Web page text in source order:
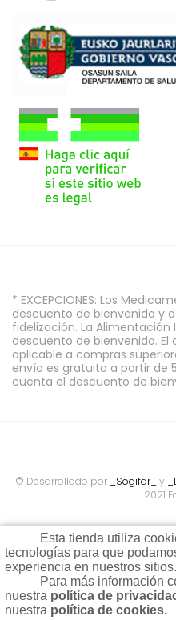
Esta tienda utiliza
tecnologías para que
experiencia en nuestros sitios.
Para más información
nuestra política de
nuestra política de cookies.
* EXCEPCIONES: Los
descuento de bienvenida y
fidelización. La Alimentación
descuento de bienvenida.
aplicable a compras
envío es gratuito a partir de
cuenta el descuento de
© Desarrollado por _Sogifar_ y
2021
Todos los precios son